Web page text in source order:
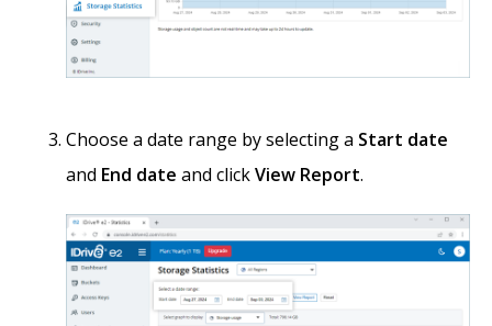
Choose a date range by selecting a Start date
and End date and clickView Report.